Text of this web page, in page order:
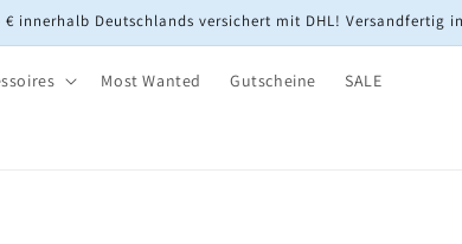
innerhalb Deutschlands versichert mit DHL! Versandfertig
Most Wanted Gutscheine SALE